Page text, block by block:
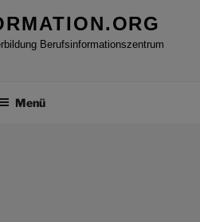
Berufsinformationszentrum
Menü